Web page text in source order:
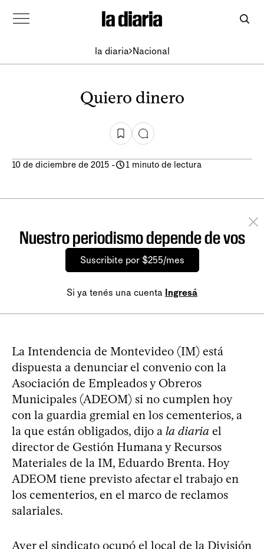
la diaria Nacional
Quiero dinero
10 de diciembre de 2015 - 1 minuto de lectura
Nuestro periodismo depende de vos
Suscribite por $255/mes
Si ya tenés una cuenta Ingresá
La Intendencia de Montevideo (IM) está
dispuesta a denunciar el convenio con la
Asociación de Empleados y Obreros
Municipales (ADEOM) si no cumplen hoy
con la guardia gremial en los cementerios, a
la que están obligados, dijo a la diaria el
director de Gestión Humana y Recursos
Materiales de la IM, Eduardo Brenta. Hoy
ADEOM tiene previsto afectar el trabajo en
los cementerios, en el marco de reclamos
salariales.
Ayer el sindicato ocupó el local de la División